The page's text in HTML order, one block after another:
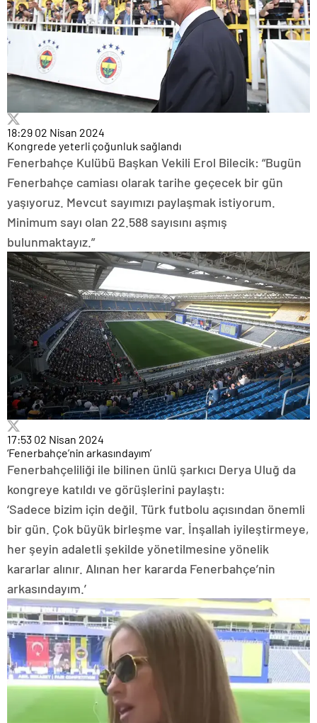
18:29 02 Nisan 2024
Kongrede yeterli çoğunluk sağlandı
Fenerbahçe Kulübü Başkan Vekili Erol Bilecik: “Bugün
Fenerbahçe camiası olarak tarihe geçecek bir gün
yaşıyoruz. Mevcut sayımızı paylaşmak istiyorum.
Minimum sayı olan 22.588 sayısını aşmış
bulunmaktayız.”
17:53 02 Nisan 2024
‘Fenerbahçe’nin arkasındayım’
Fenerbahçeliliği ile bilinen ünlü şarkıcı Derya Uluğ da
kongreye katıldı ve görüşlerini paylaştı:
‘Sadece bizim için değil. Türk futbolu açısından önemli
bir gün. Çok büyük birleşme var. İnşallah iyileştirmeye,
her şeyin adaletli şekilde yönetilmesine yönelik
kararlar alınır. Alınan her kararda Fenerbahçe’nin
arkasındayım.’